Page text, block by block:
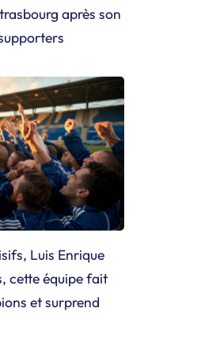
après son
Luis Enrique
cette équipe fait
et surprend